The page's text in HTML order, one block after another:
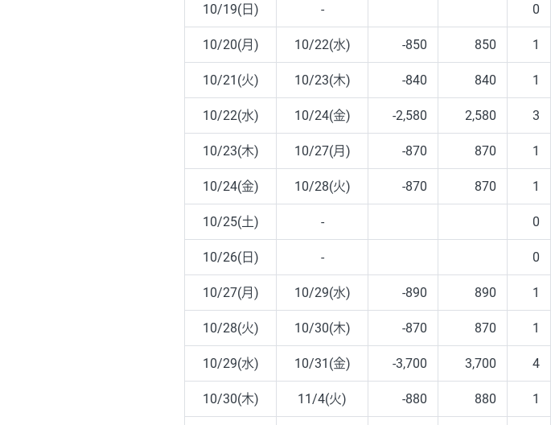
10/19(日) - 0
10/20(月) 10/22(水) -850 850 1
10/21(火) 10/23(木) -840 840 1
10/22(水) 10/24(金) -2,580 2,580 3
10/23(木) 10/27(月) -870 870 1
10/24(金) 10/28(火) -870 870 1
10/25(土) - 0
10/26(日) - 0
10/27(月) 10/29(水) -890 890 1
10/28(火) 10/30(木) -870 870 1
10/29(水) 10/31(金) -3,700 3,700 4
10/30(木) 11/4(火) -880 880 1